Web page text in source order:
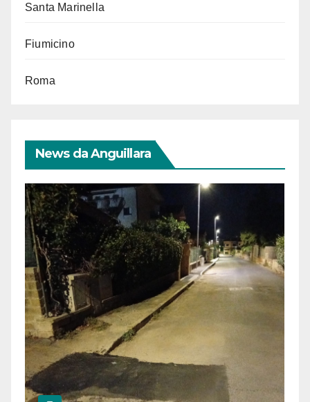
Santa Marinella
Fiumicino
Roma
News da Anguillara